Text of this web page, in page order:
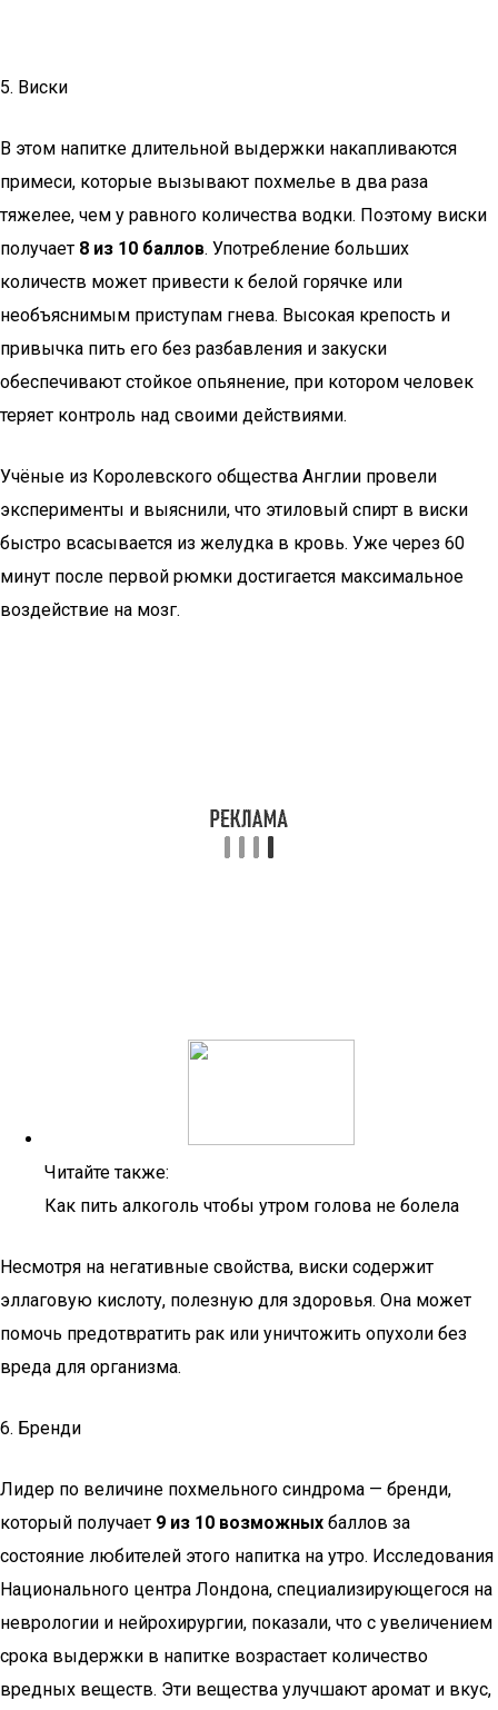
5. Виски
В этом напитке длительной выдержки накапливаются
примеси, которые вызывают похмелье в два раза
тяжелее, чем у равного количества водки. Поэтому виски
получает 8 из 10 баллов. Употребление больших
количеств может привести к белой горячке или
необъяснимым приступам гнева. Высокая крепость и
привычка пить его без разбавления и закуски
обеспечивают стойкое опьянение, при котором человек
теряет контроль над своими действиями.
Учёные из Королевского общества Англии провели
эксперименты и выяснили, что этиловый спирт в виски
быстро всасывается из желудка в кровь. Уже через 60
минут после первой рюмки достигается максимальное
воздействие на мозг.
Читайте также:
Как пить алкоголь чтобы утром голова не болела
Несмотря на негативные свойства, виски содержит
эллаговую кислоту, полезную для здоровья. Она может
помочь предотвратить рак или уничтожить опухоли без
вреда для организма.
6. Бренди
Лидер по величине похмельного синдрома — бренди,
который получает 9 из 10 возможных баллов за
состояние любителей этого напитка на утро. Исследования
Национального центра Лондона, специализирующегося на
неврологии и нейрохирургии, показали, что с увеличением
срока выдержки в напитке возрастает количество
вредных веществ. Эти вещества улучшают аромат и вкус,